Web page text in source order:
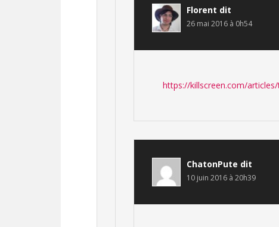
Florent dit
26 mai 2016 à 0h54
https://killscreen.com/
ChatonPute dit
10 juin 2016 à 20h39